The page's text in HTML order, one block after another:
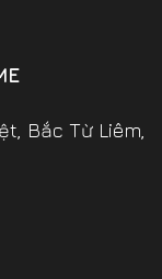
Bắc Từ Liêm,